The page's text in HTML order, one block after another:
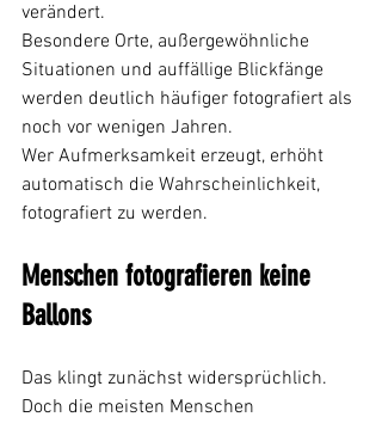
verändert.
Besondere Orte, außergewöhnliche
Situationen und auffällige Blickfänge
werden deutlich häufiger fotografiert als
noch vor wenigen Jahren.
Wer Aufmerksamkeit erzeugt, erhöht
automatisch die Wahrscheinlichkeit,
fotografiert zu werden.
Menschen fotografieren keine
Ballons
Das klingt zunächst widersprüchlich.
Doch die meisten Menschen